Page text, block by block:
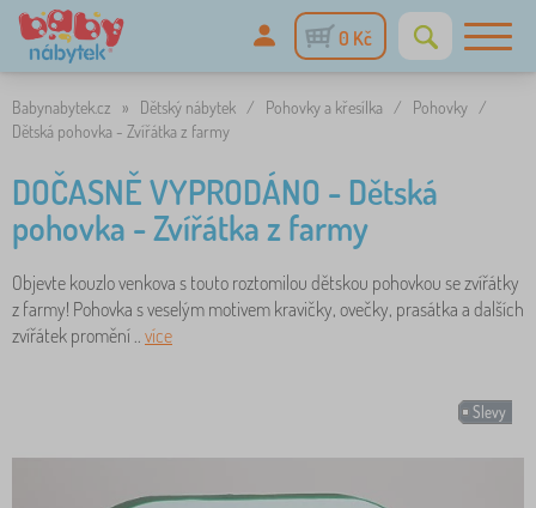
0 Kč
Babynabytek.cz » Dětský nábytek / Pohovky a křesílka / Pohovky /
Dětská pohovka - Zvířátka z farmy
DOČASNĚ VYPRODÁNO - Dětská
pohovka - Zvířátka z farmy
Objevte kouzlo venkova s touto roztomilou dětskou pohovkou se zvířátky
z farmy! Pohovka s veselým motivem kravičky, ovečky, prasátka a dalších
zvířátek promění .. více
Slevy